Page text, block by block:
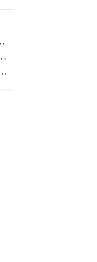
견을 바꿨다
'…오뚜기가 해냈다
위치의 달라진 '속'사정